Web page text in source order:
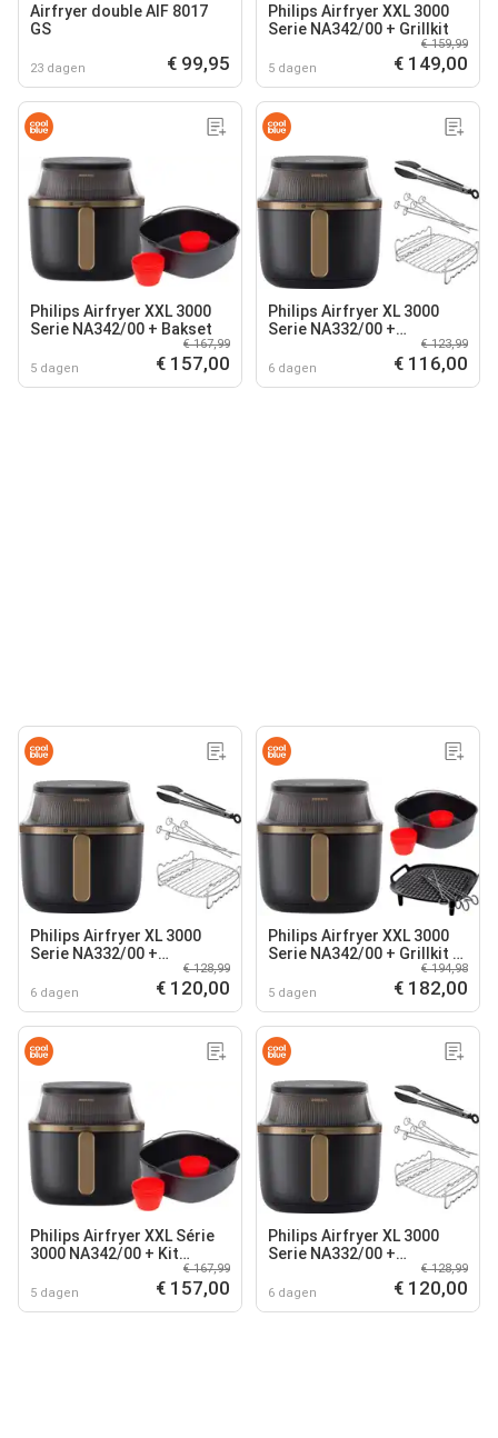
Airfryer double AIF 8017
GS
23 dagen € 99,95
Philips Airfryer XXL 3000
Serie NA342/00 + Grillkit
5 dagen
€ 159,99
€ 149,00
Philips Airfryer XXL 3000
Serie NA342/00 + Bakset
5 dagen
€ 167,99
€ 157,00
Philips Airfryer XL 3000
Serie NA332/00 +
Dubbellaagse kookset
6 dagen
€ 123,99
€ 116,00
Philips Airfryer XL 3000
Serie NA332/00 +
Dubbellaagse kookset
6 dagen
€ 128,99
€ 120,00
Philips Airfryer XXL 3000
Serie NA342/00 + Grillkit +
5 dagen
€ 194,98
€ 182,00
Philips Airfryer XXL Série
3000 NA342/00 + Kit
5 dagen
€ 167,99
€ 157,00
Philips Airfryer XL 3000
Serie NA332/00 +
Dubbellaagse kookset
6 dagen
€ 128,99
€ 120,00